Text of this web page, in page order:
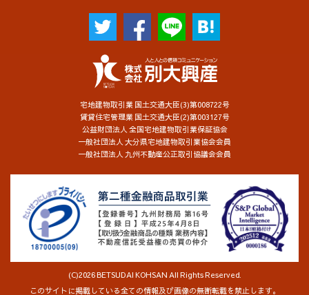
宅地建物取引業 国土交通大臣(3)第008722号
賃貸住宅管理業 国土交通大臣(2)第003127号
公益財団法人 全国宅地建物取引業保証協会
一般社団法人 大分県宅地建物取引業協会会員
一般社団法人 九州不動産公正取引協議会会員
(C)2026 BETSUDAI KOHSAN All Rights Reserved.
このサイトに掲載している全ての情報及び画像の無断転載を禁止します。